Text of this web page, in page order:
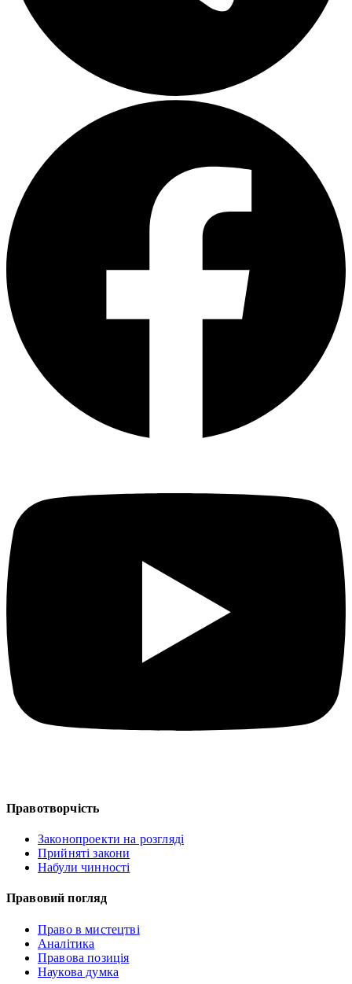
Правотворчість
Законопроекти на розгляді
Прийняті закони
Набули чинності
Правовий погляд
Право в мистецтві
Аналітика
Правова позиція
Наукова думка